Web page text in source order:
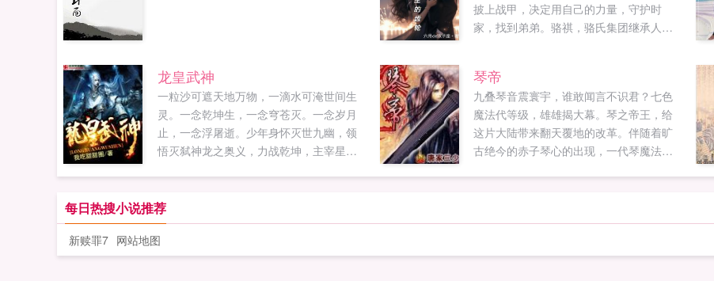
披上战甲，决定用自己的力量，守护时
家，找到弟弟。骆祺，骆氏集团继承人，
要把人拐回家。...
龙皇武神
一粒沙可遮天地万物，一滴水可淹世间生
灵。一念乾坤生，一念穹苍灭。一念岁月
止，一念浮屠逝。少年身怀灭世九幽，领
悟灭弑神龙之奥义，力战乾坤，主宰星
琴帝
九叠琴音震寰宇，谁敢闻言不识君？七色
魔法代等级，雄雄揭大幕。琴之帝王，给
这片大陆带来翻天覆地的改革。伴随着旷
古绝今的赤子琴心的出现，一代琴魔法
赤橙黄绿青蓝紫，彩虹等级将成为所有武
每日热搜小说推荐
新赎罪7 网站地图